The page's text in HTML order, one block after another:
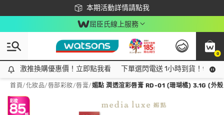
本期活動詳情請點我
下載app最高回饋$350
屈臣氏線上服務
0
激推換購優惠價！立即點我看
激推換購優惠價！立即點我看 下單選閃電送 1小時到貨！領神
首頁/化妝品/唇部彩妝/唇膏/媚點 潤透渲彩唇膏 RD-01 (珊瑚橘) 3.1G (外